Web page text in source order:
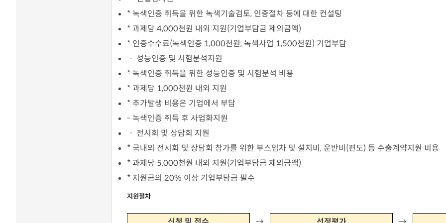
* 녹색인증 취득을 위한 녹색기술검토, 인증절차 등에 대한 컨설팅
* 과제당 4,000천원 내외 지원(기업부담금 제외금액)
* 인증수수료(녹색인증 1,000천원, 녹색사업 1,500천원) 기업부담
ㆍ 성능인증 및 시험분석지원
* 녹색인증 취득을 위한 성능인증 및 시험분석 비용
* 과제당 1,000천원 내외 지원
* 추가발생 비용은 기업에서 부담
- 녹색인증 취득 후 사업화지원
ㆍ 전시회 및 상담회 지원
* 국내외 전시회 및 상담회 참가를 위한 부스임차 및 설치비, 운반비(편도) 등 수출계약지원 비용
* 과제당 5,000천원 내외 지원(기업부담금 제외금액)
* 지원금의 20% 이상 기업부담금 필수
지원절차